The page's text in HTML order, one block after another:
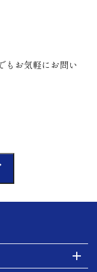
もお気軽にお問い